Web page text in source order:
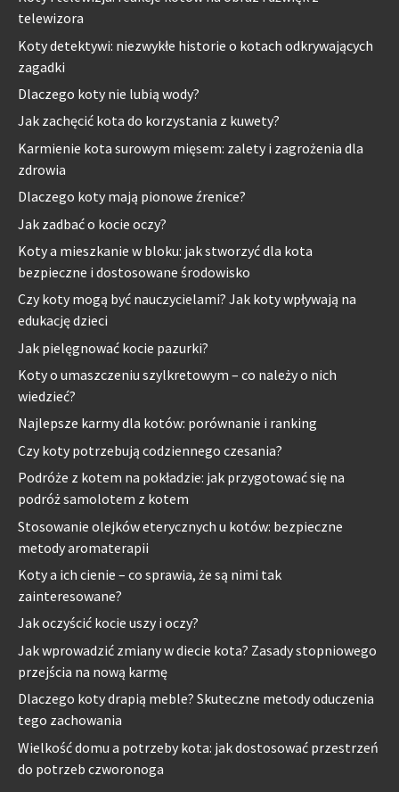
telewizora
Koty detektywi: niezwykłe historie o kotach odkrywających
zagadki
Dlaczego koty nie lubią wody?
Jak zachęcić kota do korzystania z kuwety?
Karmienie kota surowym mięsem: zalety i zagrożenia dla
zdrowia
Dlaczego koty mają pionowe źrenice?
Jak zadbać o kocie oczy?
Koty a mieszkanie w bloku: jak stworzyć dla kota
bezpieczne i dostosowane środowisko
Czy koty mogą być nauczycielami? Jak koty wpływają na
edukację dzieci
Jak pielęgnować kocie pazurki?
Koty o umaszczeniu szylkretowym – co należy o nich
wiedzieć?
Najlepsze karmy dla kotów: porównanie i ranking
Czy koty potrzebują codziennego czesania?
Podróże z kotem na pokładzie: jak przygotować się na
podróż samolotem z kotem
Stosowanie olejków eterycznych u kotów: bezpieczne
metody aromaterapii
Koty a ich cienie – co sprawia, że są nimi tak
zainteresowane?
Jak oczyścić kocie uszy i oczy?
Jak wprowadzić zmiany w diecie kota? Zasady stopniowego
przejścia na nową karmę
Dlaczego koty drapią meble? Skuteczne metody oduczenia
tego zachowania
Wielkość domu a potrzeby kota: jak dostosować przestrzeń
do potrzeb czworonoga